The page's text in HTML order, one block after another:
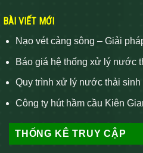
BÀI VIẾT MỚI
Nạo vét cảng sông – Giải
Báo giá hệ thống xử lý nước
Quy trình xử lý nước thải sinh
Công ty hút hầm cầu Kiên
THỐNG KÊ TRUY CẬP